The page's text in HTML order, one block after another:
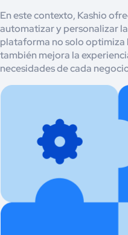
En este contexto, Kashio
automatizar y personalizar
plataforma no solo optimiza
también mejora la
necesidades de cada